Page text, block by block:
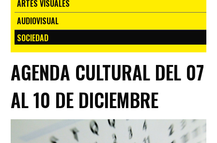
ARTES VISUALES
AUDIOVISUAL
SOCIEDAD
AGENDA CULTURAL DEL 07
AL 10 DE DICIEMBRE